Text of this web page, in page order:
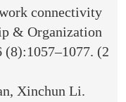
connectivity
& Organization
(8):1057–1077. (2
Xinchun Li.